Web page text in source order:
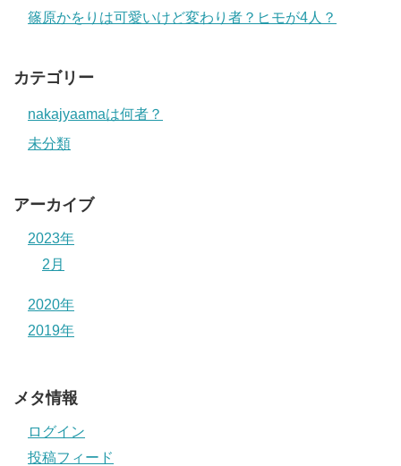
篠原かをりは可愛いけど変わり者？ヒモが4人？
カテゴリー
nakajyaamaは何者？
未分類
アーカイブ
2023年
2月
2020年
2019年
メタ情報
ログイン
投稿フィード